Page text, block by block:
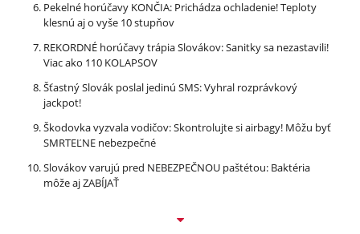
Pekelné horúčavy KONČIA: Prichádza ochladenie! Teploty
klesnú aj o vyše 10 stupňov
REKORDNÉ horúčavy trápia Slovákov: Sanitky sa nezastavili!
Viac ako 110 KOLAPSOV
Šťastný Slovák poslal jedinú SMS: Vyhral rozprávkový
jackpot!
Škodovka vyzvala vodičov: Skontrolujte si airbagy! Môžu byť
SMRTEĽNE nebezpečné
Slovákov varujú pred NEBEZPEČNOU paštétou: Baktéria
môže aj ZABÍJAŤ